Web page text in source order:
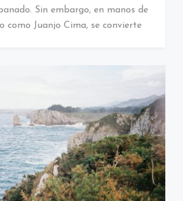
Sin embargo, en manos de
como Juanjo Cima, se convierte